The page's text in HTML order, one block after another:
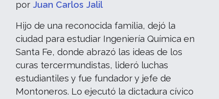
por Juan Carlos Jalil
Hijo de una reconocida familia, dejó la
ciudad para estudiar Ingeniería Química en
Santa Fe, donde abrazó las ideas de los
curas tercermundistas, lideró luchas
estudiantiles y fue fundador y jefe de
Montoneros. Lo ejecutó la dictadura cívico